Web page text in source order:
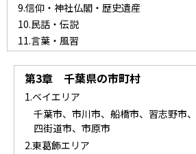
9.信仰・神社仏閣・歴史遺産
10.民話・伝説
11.言葉・風習
第3章 千葉県の市町村
1.ベイエリア
千葉市、 市川市、 船橋市、 習志野市、
四街道市、 市原市
2.東葛飾エリア